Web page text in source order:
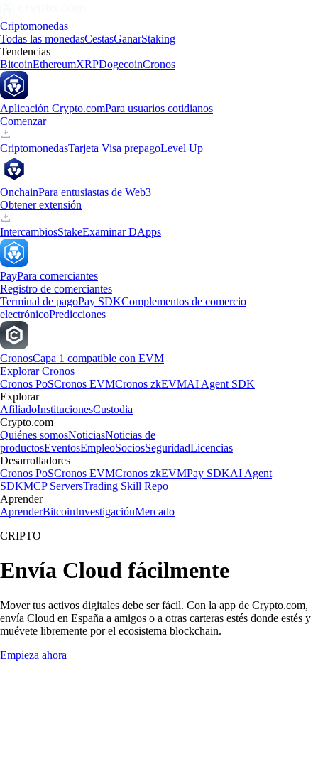
Criptomonedas
Todas las monedasCestasGanarStaking
Tendencias
BitcoinEthereumXRPDogecoinCronos
Aplicación Crypto.comPara usuarios cotidianos
Comenzar
CriptomonedasTarjeta Visa prepagoLevel Up
OnchainPara entusiastas de Web3
Obtener extensión
IntercambiosStakeExaminar DApps
PayPara comerciantes
Registro de comerciantes
Terminal de pagoPay SDKComplementos de comercio
electrónicoPredicciones
CronosCapa 1 compatible con EVM
Explorar Cronos
Cronos PoSCronos EVMCronos zkEVMAI Agent SDK
Explorar
AfiliadoInstitucionesCustodia
Crypto.com
Quiénes somosNoticiasNoticias de
productosEventosEmpleoSociosSeguridadLicencias
Desarrolladores
Cronos PoSCronos EVMCronos zkEVMPay SDKAI Agent
SDKMCP ServersTrading Skill Repo
Aprender
AprenderBitcoinInvestigaciónMercado
CRIPTO
Envía Cloud fácilmente
Mover tus activos digitales debe ser fácil. Con la app de Crypto.com,
envía Cloud en España a amigos o a otras carteras estés donde estés y
muévete libremente por el ecosistema blockchain.
Empieza ahora